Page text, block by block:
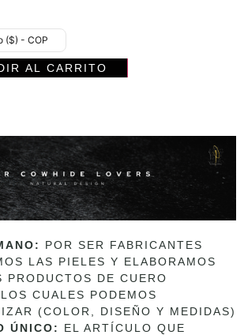
($) - COP
AL CARRITO
POR SER FABRICANTES
LAS PIELES Y ELABORAMOS
PRODUCTOS DE CUERO
CUALES PODEMOS
(COLOR, DISEÑO Y MEDIDAS)
ÚNICO:
EL ARTÍCULO QUE